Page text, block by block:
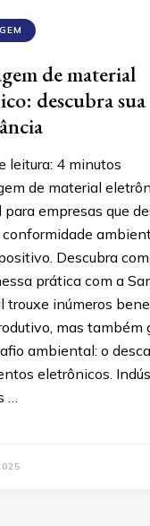
de material
descubra sua
leitura: 4 minutos
de material
empresas que
Descubra
prática com a
trouxe inúmeros
mas também
ambiental: o
eletrônicos.